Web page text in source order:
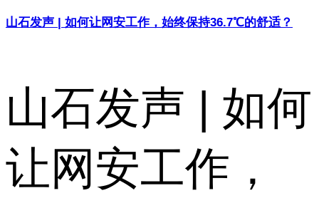
山石发声 | 如何让网安工作，始终保持36.7℃的舒适？
山石发声 | 如何
让网安工作，